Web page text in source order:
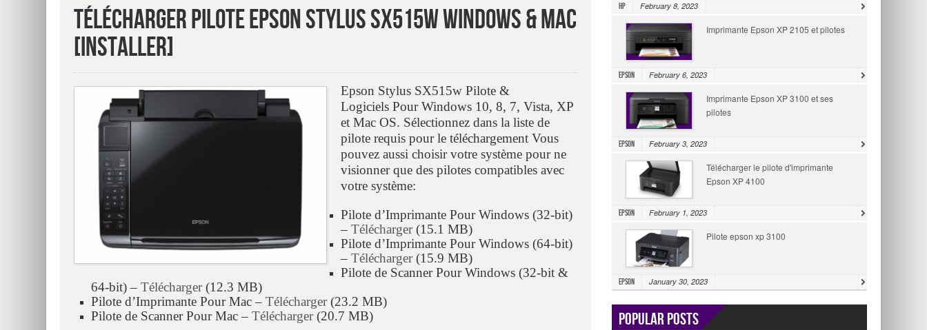
Télécharger Pilote Epson Stylus SX515w Windows & Mac
[Installer]
Epson Stylus SX515w Pilote &
Logiciels Pour Windows 10, 8, 7, Vista, XP
et Mac OS. Sélectionnez dans la liste de
pilote requis pour le téléchargement Vous
pouvez aussi choisir votre système pour ne
visionner que des pilotes compatibles avec
votre système:
Pilote d’Imprimante Pour Windows (32-bit)
– Télécharger(15.1 MB)
Pilote d’Imprimante Pour Windows (64-bit)
– Télécharger(15.9 MB)
Pilote de Scanner Pour Windows (32-bit &
64-bit) – Télécharger(12.3 MB)
Pilote d’Imprimante Pour Mac – Télécharger(23.2 MB)
Pilote de Scanner Pour Mac – Télécharger(20.7 MB)
HP February 8, 2023
Imprimante Epson XP 2105 et pilotes
Epson February 6, 2023
Imprimante Epson XP 3100 et ses
pilotes
Epson February 3, 2023
Télécharger le pilote d'imprimante
Epson XP 4100
Epson February 1, 2023
Pilote epson xp 3100
Epson January 30, 2023
Popular Posts